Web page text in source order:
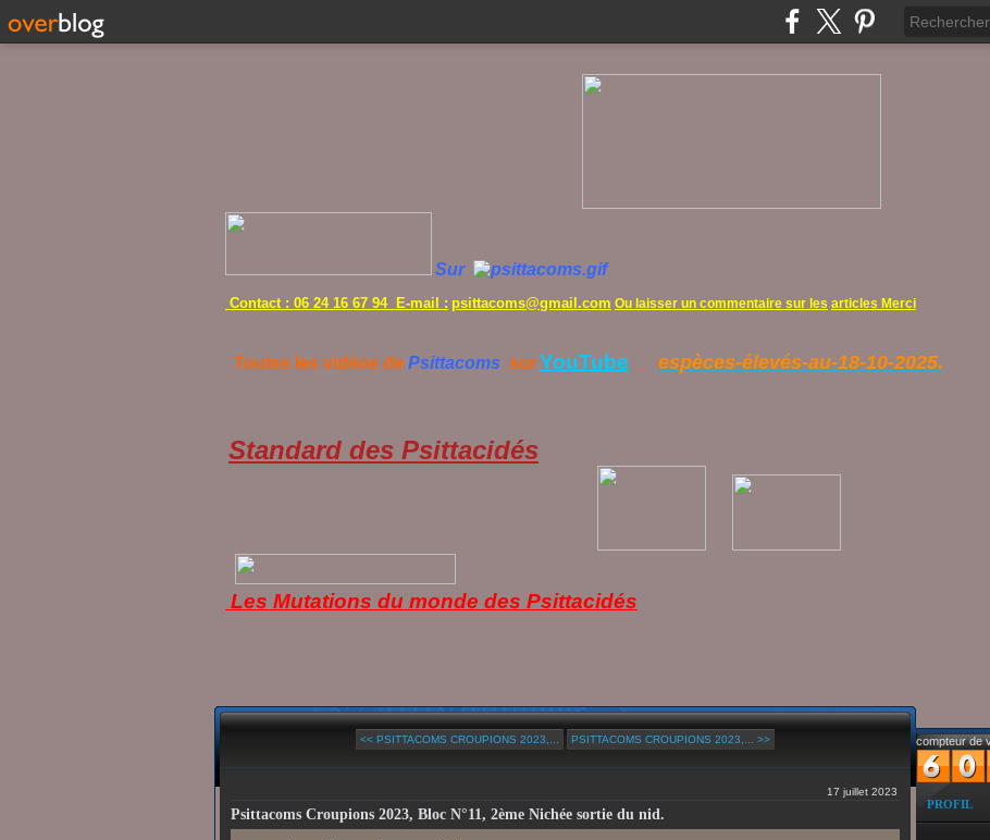
Sur
Contact : 06 24 16 67 94 E-mail : psittacoms@gmail.com Ou laisser un commentaire sur les articles Merci
Toutes les vidéos de Psittacoms surYouTube espèces-élevés-au-18-10-2025.
Standard des Psittacidés
Les Mutations du monde des Psittacidés
<< PSITTACOMS CROUPIONS 2023,... PSITTACOMS CROUPIONS 2023,... >>
17 juillet 2023
Psittacoms Croupions 2023, Bloc N°11, 2ème Nichée sortie du nid.
compteur de
PROFIL